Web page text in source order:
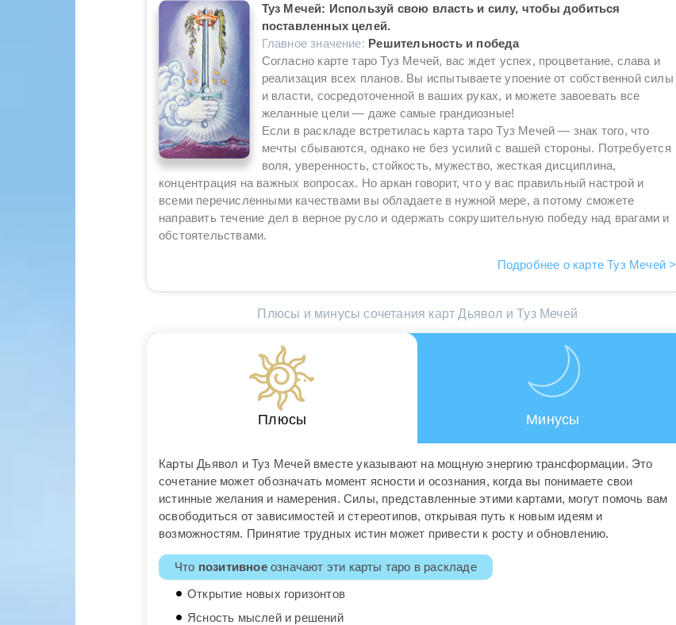
Туз Мечей: Используй свою власть и силу, чтобы добиться
поставленных целей.
Главное значение: Решительность и победа
Согласно карте таро Туз Мечей, вас ждет успех, процветание, слава и
реализация всех планов. Вы испытываете упоение от собственной силы
и власти, сосредоточенной в ваших руках, и можете завоевать все
желанные цели — даже самые грандиозные!
Если в раскладе встретилась карта таро Туз Мечей — знак того, что
мечты сбываются, однако не без усилий с вашей стороны. Потребуется
воля, уверенность, стойкость, мужество, жесткая дисциплина,
концентрация на важных вопросах. Но аркан говорит, что у вас правильный настрой и
всеми перечисленными качествами вы обладаете в нужной мере, а потому сможете
направить течение дел в верное русло и одержать сокрушительную победу над врагами и
обстоятельствами.
Подробнее о карте Туз Мечей >
Плюсы и минусы сочетания карт Дьявол и Туз Мечей
Плюсы Минусы
Карты Дьявол и Туз Мечей вместе указывают на мощную энергию трансформации. Это
сочетание может обозначать момент ясности и осознания, когда вы понимаете свои
истинные желания и намерения. Силы, представленные этими картами, могут помочь вам
освободиться от зависимостей и стереотипов, открывая путь к новым идеям и
возможностям. Принятие трудных истин может привести к росту и обновлению.
Что позитивноеозначают эти карты таро в раскладе
Открытие новых горизонтов
Ясность мыслей и решений